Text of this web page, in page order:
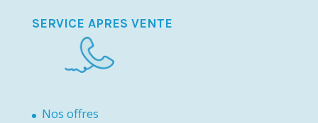
SERVICE APRES VENTE
Nos offres